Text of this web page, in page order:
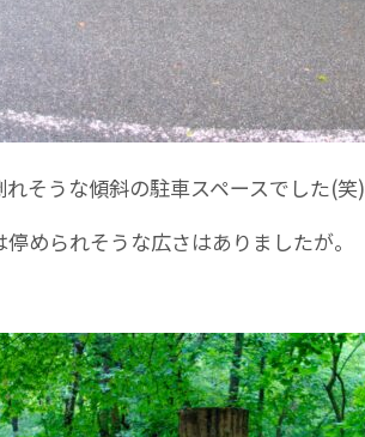
そうな傾斜の駐車スペースでした(笑)
められそうな広さはありましたが。